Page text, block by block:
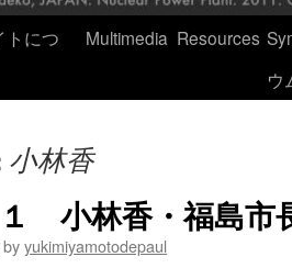
トにつ
Multimedia Resources
ウ
小林香
小林香・福島市
byyukimiyamotodepaul